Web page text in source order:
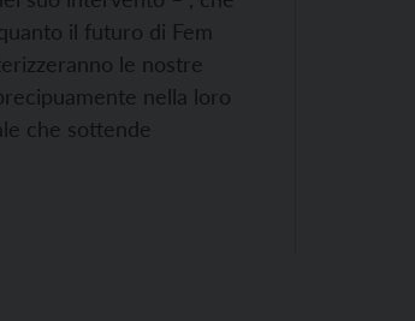
il futuro di Fem
le nostre
nella loro
che sottende